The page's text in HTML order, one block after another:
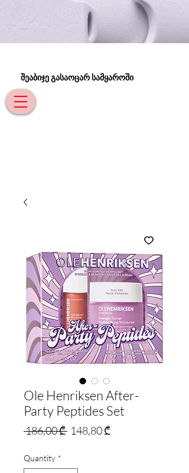
შეაბიჯე გასაოცარ სამყაროში
Ole Henriksen After-
Party Peptides Set
186,00 ₾ Regular
148,80 ₾Sale
Quantity *